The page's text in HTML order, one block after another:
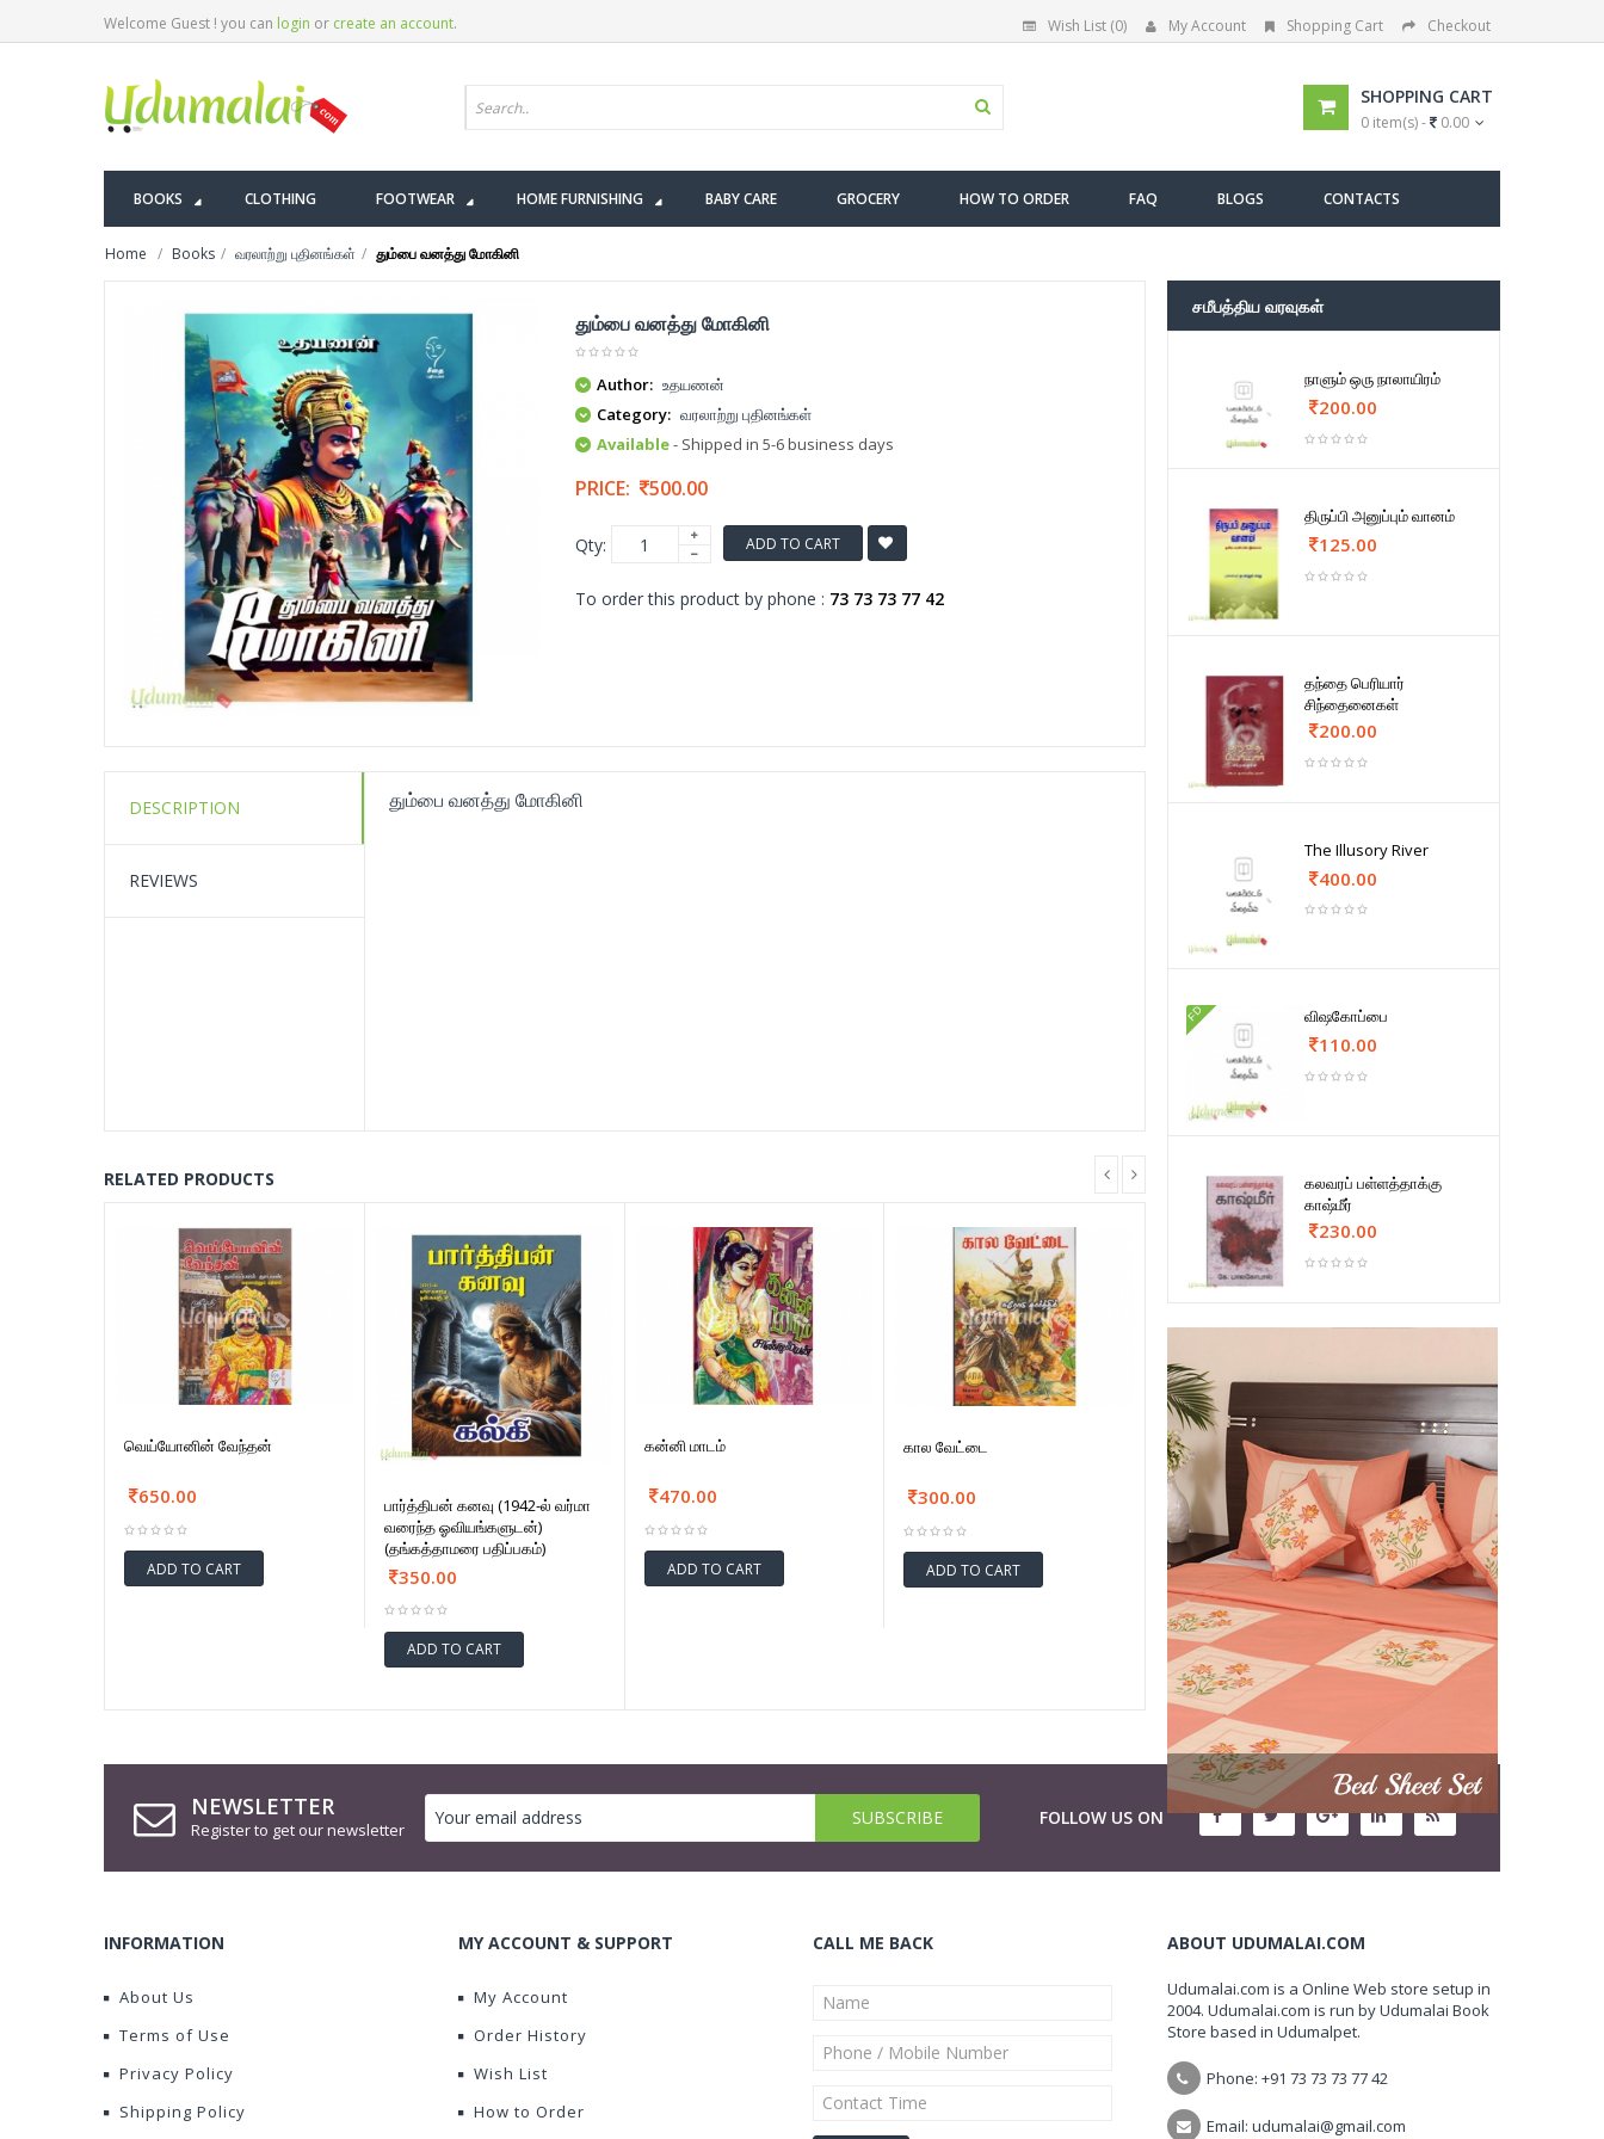
Welcome Guest ! you can login or create an account. Wish List (0) My Account Shopping Cart Checkout
SHOPPING CART
0 item(s) - 0.00
BOOKS CLOTHING FOOTWEAR HOME FURNISHING BABY CARE GROCERY HOW TO ORDER FAQ BLOGS CONTACTS
Home Books வரலாற்று புதினங்கள் தும்பை வனத்து மோகினி
தும்பை வனத்து மோகினி
Author: உதயணன்
Category: வரலாற்று புதினங்கள்
Available- Shipped in 5-6 business days
PRICE: 500.00
Qty: ADD TO CART
To order this product by phone : 73 73 73 77 42
DESCRIPTION
REVIEWS
தும்பை வனத்து மோகினி
RELATED PRODUCTS
வெய்யோனின் வேந்தன்
650.00
ADD TO CART
பார்த்திபன் கனவு (1942-ல் வர்மா
வரைந்த ஓவியங்களுடன்)
(தங்கத்தாமரை பதிப்பகம்)
350.00
ADD TO CART
கன்னி மாடம்
470.00
ADD TO CART
கால வேட்டை
300.00
ADD TO CART
சமீபத்திய வரவுகள்
நாளும் ஒரு நாலாயிரம்
200.00
திருப்பி அனுப்பும் வானம்
125.00
தந்தை பெரியார்
சிந்தைனைகள்
200.00
The Illusory River
400.00
FD விஷகோப்பை
110.00
கலவரப் பள்ளத்தாக்கு
காஷ்மீர்
230.00
NEWSLETTER
Register to get our newsletter
FOLLOW US ON
INFORMATION
About Us
Terms of Use
Privacy Policy
Shipping Policy
MY ACCOUNT & SUPPORT
My Account
Order History
Wish List
How to Order
CALL ME BACK ABOUT UDUMALAI.COM
Udumalai.com is a Online Web store setup in
2004. Udumalai.com is run by Udumalai Book
Store based in Udumalpet.
Phone: +91 73 73 73 77 42
Email: udumalai@gmail.com